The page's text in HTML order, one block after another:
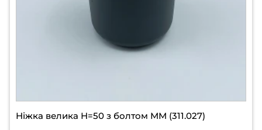
Ніжка велика Н=50 з болтом ММ (311.027)